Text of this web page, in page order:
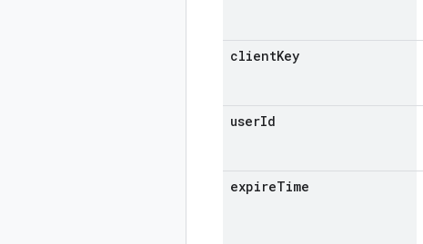
clientKey
userId
expireTime